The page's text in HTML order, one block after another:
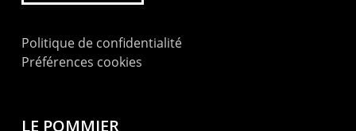
Politique de confidentialité
Préférences cookies
LE POMMIER